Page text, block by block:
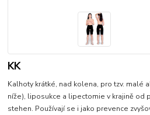
KK
Kalhoty krátké, nad kolena, pro tzv. malé
níže), liposukce a lipectomie v krajině od
stehen. Používají se i jako prevence